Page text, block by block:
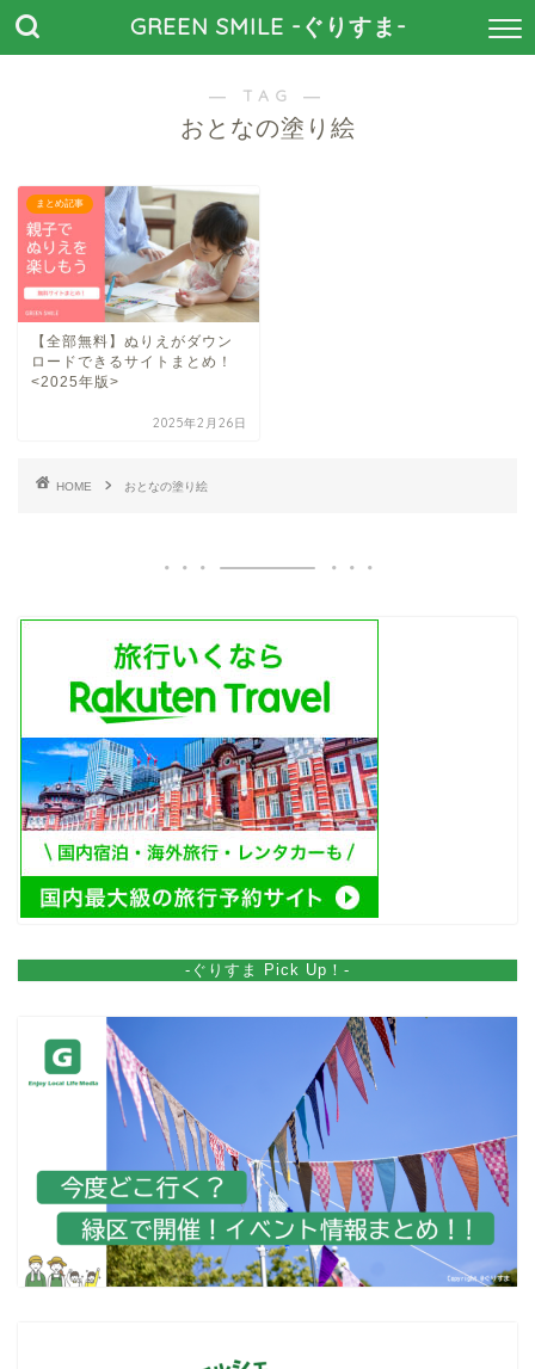
GREEN SMILE -ぐりすま-
― TAG ―
おとなの塗り絵
まとめ記事
【全部無料】ぬりえがダウン
ロードできるサイトまとめ！
<2025年版>
2025年2月26日
HOME おとなの塗り絵
-ぐりすま Pick Up！-